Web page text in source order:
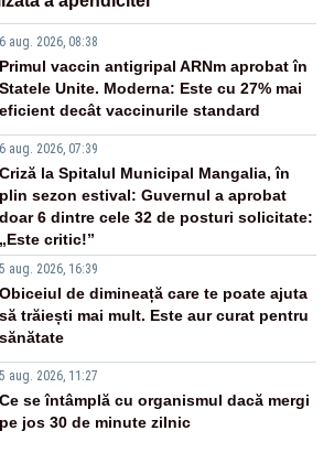
6 aug. 2026, 08:38
Primul vaccin antigripal ARNm aprobat în
Statele Unite. Moderna: Este cu 27% mai
eficient decât vaccinurile standard
6 aug. 2026, 07:39
Criză la Spitalul Municipal Mangalia, în
plin sezon estival: Guvernul a aprobat
doar 6 dintre cele 32 de posturi solicitate:
„Este critic!”
5 aug. 2026, 16:39
Obiceiul de dimineață care te poate ajuta
să trăiești mai mult. Este aur curat pentru
sănătate
5 aug. 2026, 11:27
Ce se întâmplă cu organismul dacă mergi
pe jos 30 de minute zilnic